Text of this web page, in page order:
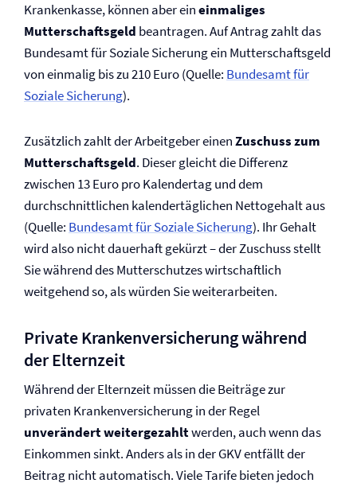
Krankenkasse, können aber eineinmaliges
Mutterschaftsgeld beantragen. Auf Antrag zahlt das
Bundesamt für Soziale Sicherung ein Mutterschaftsgeld
von einmalig bis zu 210 Euro (Quelle: Bundesamt für
Soziale Sicherung).
Zusätzlich zahlt der Arbeitgeber einenZuschuss zum
Mutterschaftsgeld. Dieser gleicht die Differenz
zwischen 13 Euro pro Kalendertag und dem
durchschnittlichen kalendertäglichen Nettogehalt aus
(Quelle: Bundesamt für Soziale Sicherung). Ihr Gehalt
wird also nicht dauerhaft gekürzt – der Zuschuss stellt
Sie während des Mutterschutzes wirtschaftlich
weitgehend so, als würden Sie weiterarbeiten.
Private Kranken­versicherung während
der Elternzeit
Während der Elternzeit müssen die Beiträge zur
privaten Kranken­versicherung in der Regel
unverändert weitergezahltwerden, auch wenn das
Einkommen sinkt. Anders als in der GKV entfällt der
Beitrag nicht automatisch. Viele Tarife bieten jedoch